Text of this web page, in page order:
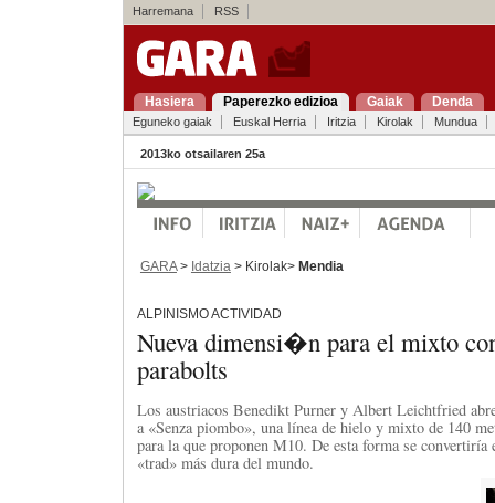
Harremana RSS
Hasiera Paperezko edizioa Gaiak Denda
Eguneko gaiak Euskal Herria Iritzia Kirolak Mundua
2013ko otsailaren 25a
GARA> Idatzia > Kirolak> Mendia
ALPINISMO ACTIVIDAD
Nueva dimensi�n para el mixto
parabolts
Los austriacos Benedikt Purner y Albert Leichtfried
a «Senza piombo», una línea de hielo y mixto de 140
para la que proponen M10. De esta forma se
«trad» más dura del mundo.